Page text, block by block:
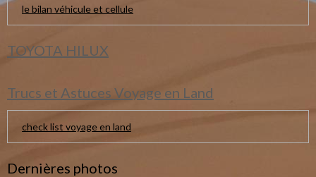
le bilan véhicule et cellule
TOYOTA HILUX
Trucs et Astuces Voyage en Land
check list voyage en land
Dernières photos